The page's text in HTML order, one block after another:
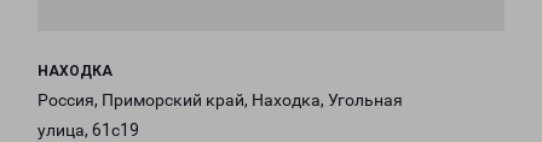
НАХОДКА
Россия, Приморский край, Находка, Угольная
улица, 61с19